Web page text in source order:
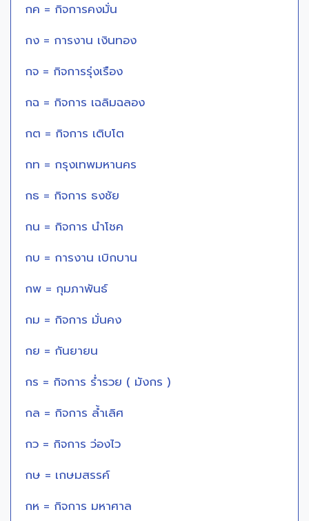
กค = กิจการคงมั่น
กง = การงาน เงินทอง
กจ = กิจการรุ่งเรือง
กฉ = กิจการ เฉลิมฉลอง
กต = กิจการ เติบโต
กท = กรุงเทพมหานคร
กธ = กิจการ ธงชัย
กน = กิจการ นำโชค
กบ = การงาน เบิกบาน
กพ = กุมภาพันธ์
กม = กิจการ มั่นคง
กย = กันยายน
กร = กิจการ ร่ำรวย ( มังกร )
กล = กิจการ ล้ำเลิศ
กว = กิจการ ว่องไว
กษ = เกษมสรรค์
กห = กิจการ มหาศาล